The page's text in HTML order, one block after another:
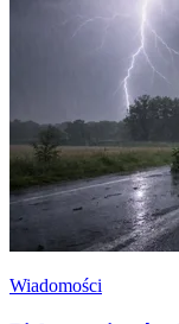
Wiadomości